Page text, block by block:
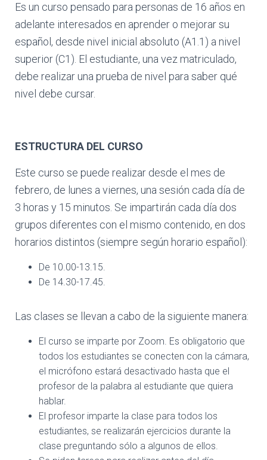
Es un curso pensado para personas de 16 años en
adelante interesados en aprender o mejorar su
español, desde nivel inicial absoluto (A1.1) a nivel
superior (C1). El estudiante, una vez matriculado,
debe realizar una prueba de nivel para saber qué
nivel debe cursar.
ESTRUCTURA DEL CURSO
Este curso se puede realizar desde el mes de
febrero, de lunes a viernes, una sesión cada día de
3 horas y 15 minutos. Se impartirán cada día dos
grupos diferentes con el mismo contenido, en dos
horarios distintos (siempre según horario español):
De 10.00-13.15.
De 14.30-17.45.
Las clases se llevan a cabo de la siguiente manera:
El curso se imparte por Zoom. Es obligatorio que
todos los estudiantes se conecten con la cámara,
el micrófono estará desactivado hasta que el
profesor de la palabra al estudiante que quiera
hablar.
El profesor imparte la clase para todos los
estudiantes, se realizarán ejercicios durante la
clase preguntando sólo a algunos de ellos.